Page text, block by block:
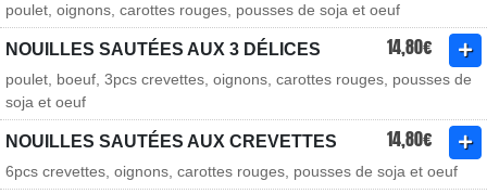
poulet, oignons, carottes rouges, pousses de soja et oeuf
NOUILLES SAUTÉES AUX 3 DÉLICES 14,80€
poulet, boeuf, 3pcs crevettes, oignons, carottes rouges, pousses de
soja et oeuf
NOUILLES SAUTÉES AUX CREVETTES 14,80€
6pcs crevettes, oignons, carottes rouges, pousses de soja et oeuf